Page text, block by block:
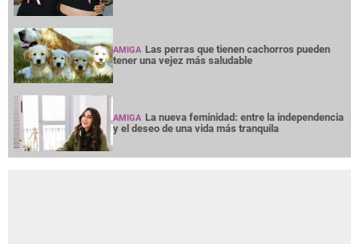
AMIGA Las perras que tienen cachorros pueden
tener una vejez más saludable
AMIGA La nueva feminidad: entre la independencia
y el deseo de una vida más tranquila